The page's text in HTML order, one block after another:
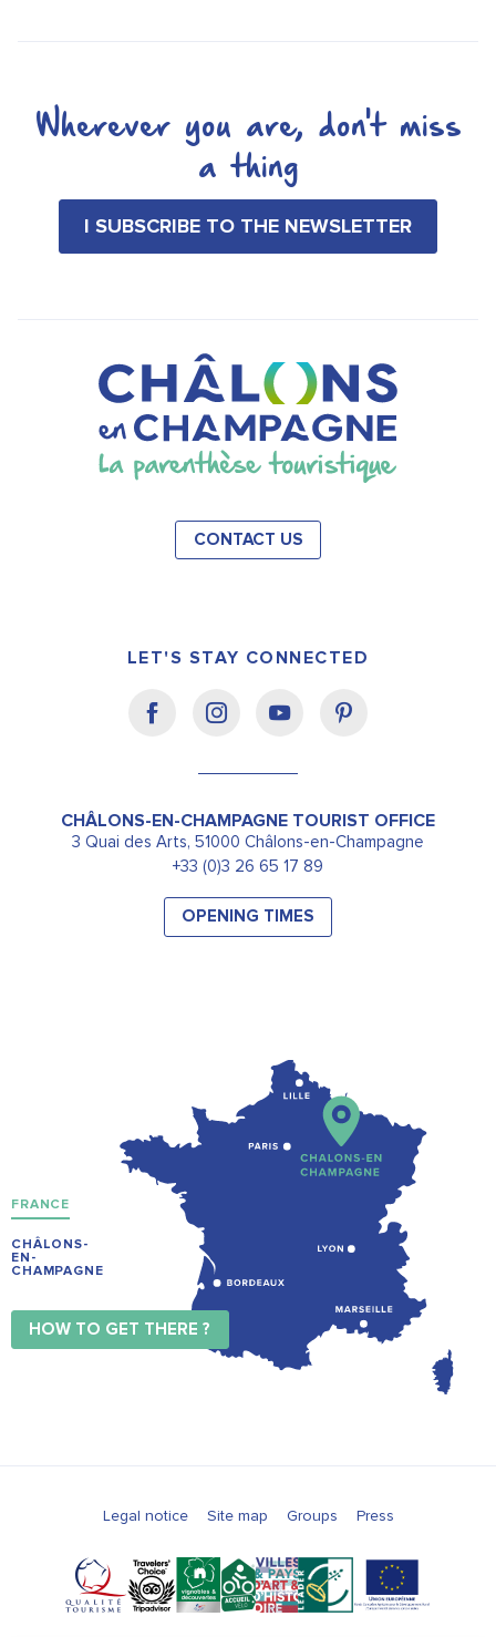
Wherever you are, don't miss
a thing
I SUBSCRIBE TO THE NEWSLETTER
CONTACT US
LET'S STAY CONNECTED
CHÂLONS-EN-CHAMPAGNE TOURIST OFFICE
3 Quai des Arts, 51000 Châlons-en-Champagne
+33 (0)3 26 65 17 89
OPENING TIMES
FRANCE
CHÂLONS-
EN-
CHAMPAGNE
HOW TO GET THERE ?
Legal notice Site map Groups Press